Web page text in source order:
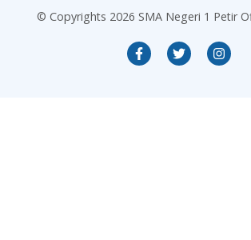
© Copyrights 2026 SMA Negeri 1 Petir